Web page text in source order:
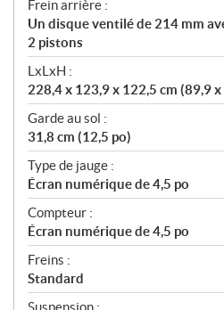
Frein arrière :
Un disque ventilé de 214 mm
2 pistons
LxLxH :
228,4 x 123,9 x 122,5 cm (89,9
Garde au sol :
31,8 cm (12,5 po)
Type de jauge :
Écran numérique de 4,5 po
Compteur :
Écran numérique de 4,5 po
Freins :
Standard
Suspension :